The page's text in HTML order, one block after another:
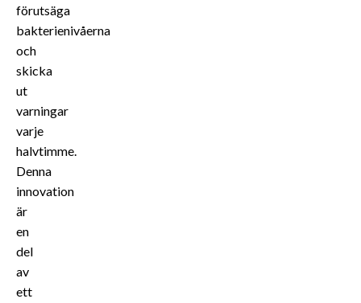
förutsäga
bakterienivåerna
och
skicka
ut
varningar
varje
halvtimme.
Denna
innovation
är
en
del
av
ett